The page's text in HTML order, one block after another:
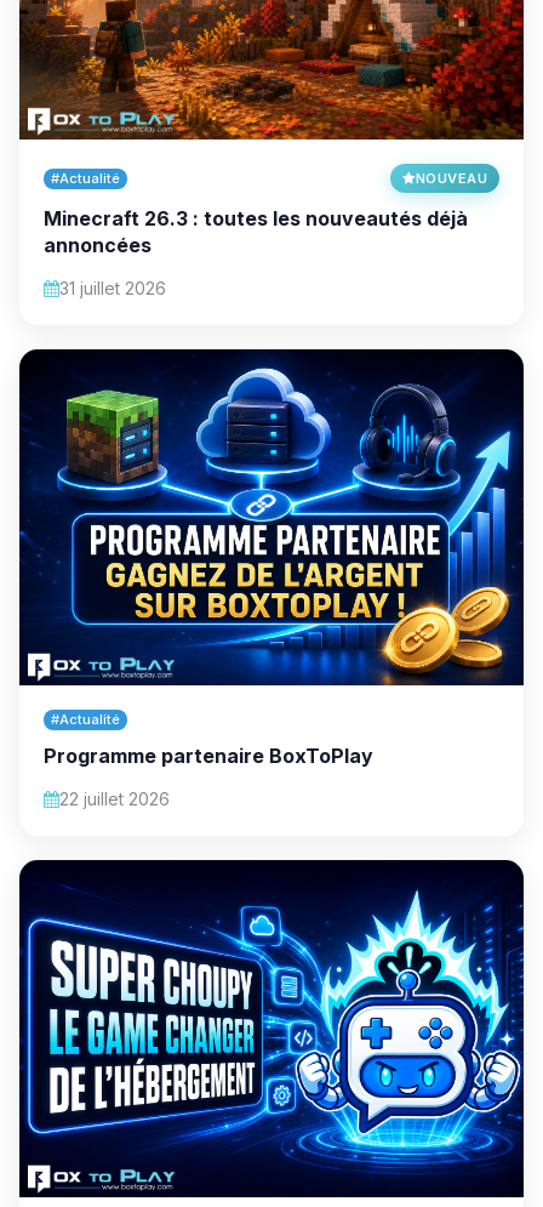
#Actualité NOUVEAU
Minecraft 26.3 : toutes les nouveautés déjà
annoncées
31 juillet 2026
#Actualité
Programme partenaire BoxToPlay
22 juillet 2026